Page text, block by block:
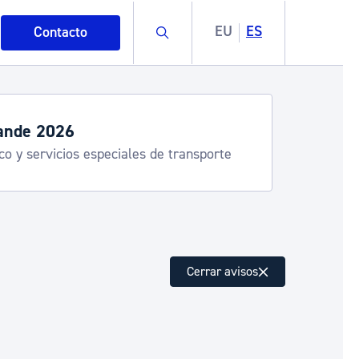
Contacto Buscar EU ES
y medioambiente
2026
y servicios especiales de transporte
Cerrar avisos